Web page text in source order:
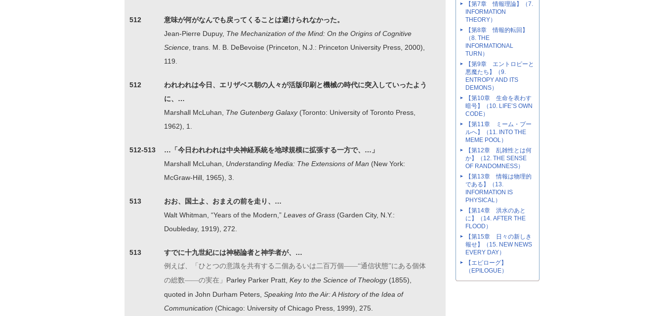
512
意味が何がなんでも戻ってくることは避けられなかった。
Jean-Pierre Dupuy, The Mechanization of the Mind: On the Origins of Cognitive
Science , trans. M. B. DeBevoise (Princeton, N.J.: Princeton University Press, 2000),
119.
512
われわれは今日、エリザベス朝の人々が活版印刷と機械の時代に突入していったよう
に、…
Marshall McLuhan, The Gutenberg Galaxy(Toronto: University of Toronto Press,
1962), 1.
512-513
…「今日われわれは中央神経系統を地球規模に拡張する一方で、…」
Marshall McLuhan, Understanding Media: The Extensions of Man (New York:
McGraw-Hill, 1965), 3.
513
おお、国土よ、おまえの前を走り、…
Walt Whitman, “Years of the Modern,” Leaves of Grass (Garden City, N.Y.:
Doubleday, 1919), 272.
513 すでに十九世紀には神秘論者と神学者が、…
例えば、「ひとつの意識を共有する二個あるいは二百万個――“通信状態”にある個体
の総数――の実在」 Parley Parker Pratt, Key to the Science of Theology(1855),
quoted in John Durham Peters, Speaking Into the Air: A History of the Idea of
Communication (Chicago: University of Chicago Press, 1999), 275.
【第7章 情報理論】（7.
INFORMATION
THEORY）
【第8章 情報的転回】
（8. THE
INFORMATIONAL
TURN）
【第9章 エントロピーと
悪魔たち】（9.
ENTROPY AND ITS
DEMONS）
【第10章 生命を表わす
暗号】（10. LIFE’S OWN
CODE）
【第11章 ミーム・プー
ルへ】（11. INTO THE
MEME POOL）
【第12章 乱雑性とは何
か】（12. THE SENSE
OF RANDOMNESS）
【第13章 情報は物理的
である】（13.
INFORMATION IS
PHYSICAL）
【第14章 洪水のあと
に】（14. AFTER THE
FLOOD）
【第15章 日々の新しき
報せ】（15. NEW NEWS
EVERY DAY）
【エピローグ】
（EPILOGUE）